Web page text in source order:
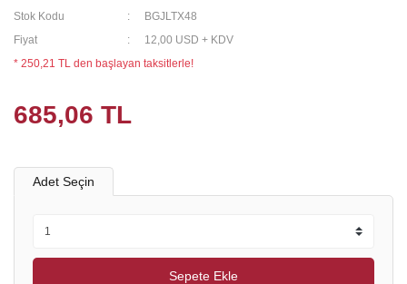
Stok Kodu
BGJLTX48
Fiyat
12,00 USD + KDV
* 250,21 TL den başlayan taksitlerle!
685,06 TL
Adet Seçin
Sepete Ekle